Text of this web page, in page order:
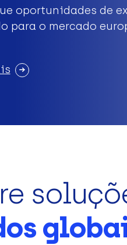
oportunidades de
para o mercado